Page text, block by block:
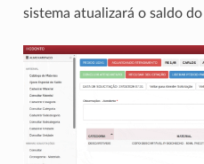
sistema atualizará o saldo